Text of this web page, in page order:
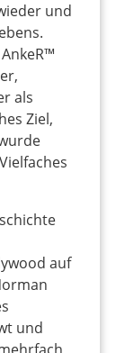
und
als
Ziel,
auf
und